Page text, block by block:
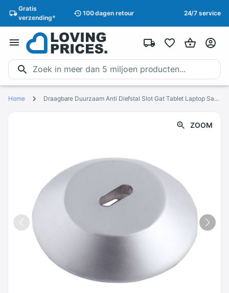
Gratis
verzending*
100 dagen retour 24/7 service
Home Draagbare Duurzaam Anti Diefstal Slot Gat Tablet Laptop Safty Ronde
ZOOM